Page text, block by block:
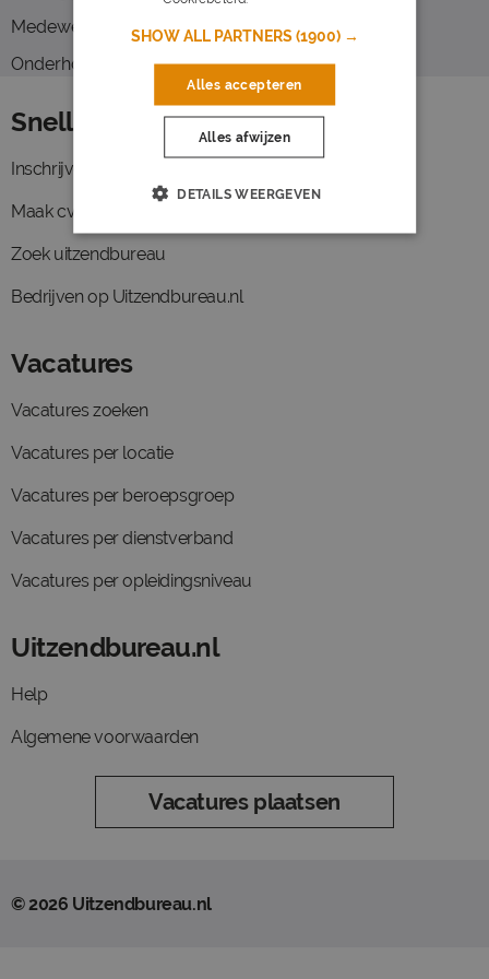
Medewerker planning
Onderhoudsmonteur
Snelle links
Inschrijven
Maak cv
Zoek uitzendbureau
Bedrijven op Uitzendbureau.nl
Vacatures
Vacatures zoeken
Vacatures per locatie
Vacatures per beroepsgroep
Vacatures per dienstverband
Vacatures per opleidingsniveau
Uitzendbureau.nl
Help
Algemene voorwaarden
Vacatures plaatsen
© 2026 Uitzendbureau.nl
SHOW ALL PARTNERS(1900) →
Alles accepteren
Alles afwijzen
DETAILS WEERGEVEN